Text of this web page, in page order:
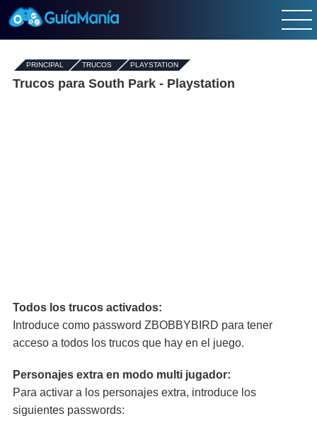
PRINCIPAL - TRUCOS- PLAYSTATION
Trucos para South Park - Playstation
Todos los trucos activados:
Introduce como password ZBOBBYBIRD para tener
acceso a todos los trucos que hay en el juego.
Personajes extra en modo multi jugador:
Para activar a los personajes extra, introduce los
siguientes passwords: